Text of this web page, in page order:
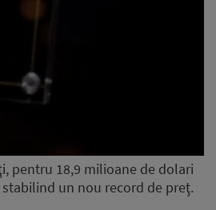
pentru 18,9 milioane de dolari
un nou record de preţ.